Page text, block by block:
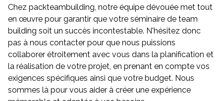
Chez packteambuilding, notre équipe dévouée met tout
en œuvre pour garantir que votre séminaire de team
building soit un succès incontestable. N'hésitez donc
pas à nous contacter pour que nous puissions
collaborer étroitement avec vous dans la planification et
la réalisation de votre projet, en prenant en compte vos
exigences spécifiques ainsi que votre budget. Nous
sommes là pour vous aider à créer une expérience